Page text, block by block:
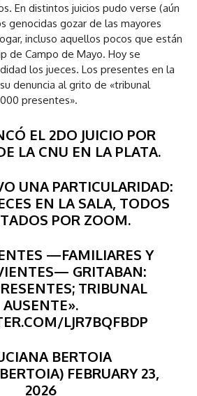
En distintos juicios pudo verse (aún
genocidas gozar de las mayores
incluso aquellos pocos que están
de Campo de Mayo. Hoy se
los jueces. Los presentes en la
denuncia al grito de «tribunal
presentes».
EL 2DO JUICIO POR
LA CNU EN LA PLATA.
UNA PARTICULARIDAD:
EN LA SALA, TODOS
POR ZOOM.
—FAMILIARES Y
GRITABAN:
TRIBUNAL
AUSENTE».
LJR7BQFBDP
BERTOIA
FEBRUARY 23,
2026